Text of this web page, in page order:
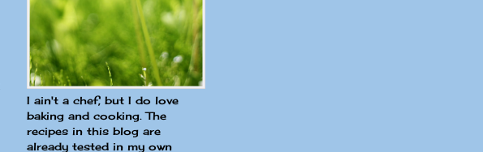
I ain't a chef, but I do love
baking and cooking. The
recipes in this blog are
already tested in my own